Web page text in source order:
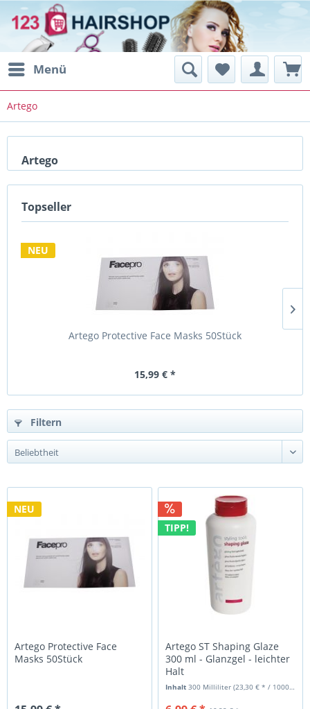
Menü
Artego
Artego
Topseller
NEU
Artego Protective Face Masks 50Stück
15,99 € *
Filtern
NEU
Artego Protective Face
Masks 50Stück
TIPP!
Artego ST Shaping Glaze
300 ml - Glanzgel - leichter
Halt
Inhalt300 Milliliter(23,30 € * / 1000 Milliliter)